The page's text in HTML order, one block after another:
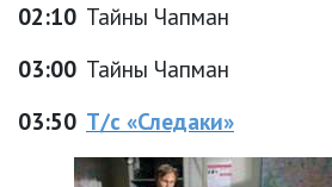
02:10 Тайны Чапман
03:00 Тайны Чапман
03:50 Т/с «Следаки»